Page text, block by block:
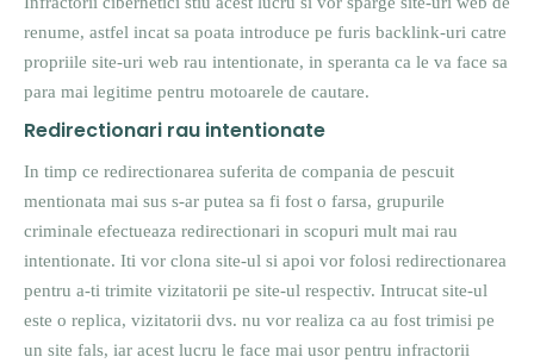
renume, astfel incat sa poata introduce pe furis backlink-uri catre
propriile site-uri web rau intentionate, in speranta ca le va face sa
para mai legitime pentru motoarele de cautare.
Redirectionari rau intentionate
In timp ce redirectionarea suferita de compania de pescuit
mentionata mai sus s-ar putea sa fi fost o farsa, grupurile
criminale efectueaza redirectionari in scopuri mult mai rau
intentionate. Iti vor clona site-ul si apoi vor folosi redirectionarea
pentru a-ti trimite vizitatorii pe site-ul respectiv. Intrucat site-ul
este o replica, vizitatorii dvs. nu vor realiza ca au fost trimisi pe
un site fals, iar acest lucru le face mai usor pentru infractorii